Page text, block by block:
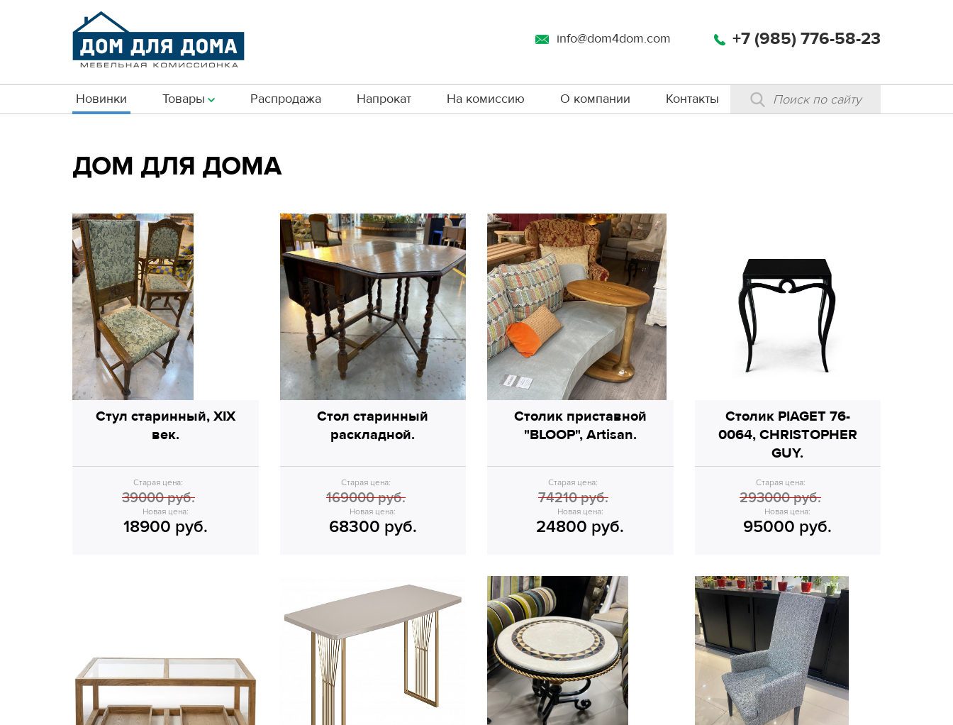
info@dom4dom.com +7 (985) 776-58-23
Новинки Товары Распродажа Напрокат На комиссию О компании Контакты
ДОМ ДЛЯ ДОМА
Стул старинный, XIX
век.
Старая цена:
39000 руб.
Новая цена:
18900 руб.
Стол старинный
раскладной.
Старая цена:
169000 руб.
Новая цена:
68300 руб.
Столик приставной
"BLOOP", Artisan.
Старая цена:
74210 руб.
Новая цена:
24800 руб.
Столик PIAGET 76-
0064, CHRISTOPHER
GUY.
Старая цена:
293000 руб.
Новая цена:
95000 руб.